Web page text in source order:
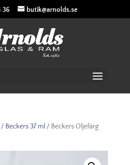
36 butik@arnolds.se
Beckers 37 ml / Beckers Oljefärg